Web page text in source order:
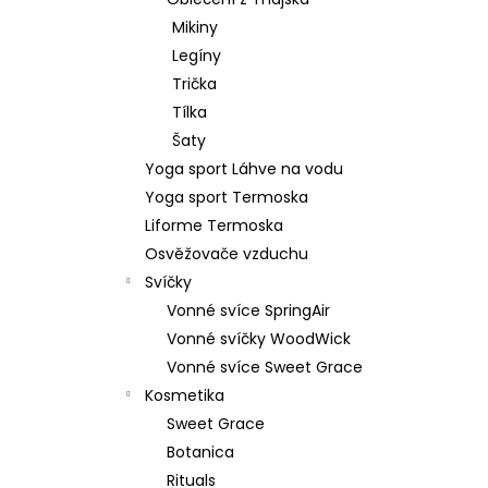
Mikiny
Legíny
Trička
Tílka
Šaty
Yoga sport Láhve na vodu
Yoga sport Termoska
Liforme Termoska
Osvěžovače vzduchu
Svíčky
Vonné svíce SpringAir
Vonné svíčky WoodWick
Vonné svíce Sweet Grace
Kosmetika
Sweet Grace
Botanica
Rituals
879 Kč
Původně:1 099 Kč